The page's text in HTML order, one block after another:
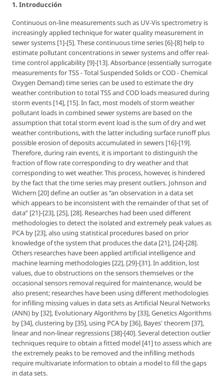
1. Introducción
Continuous on-line measurements such as UV-Vis spectrometry is
increasingly applied technique for water quality measurement in
sewer systems [1]-[5]. These continuous time series [6]-[8] help to
estimate pollutant concentrations in sewer systems and offer real-
time control applicability [9]-[13]. Absorbance (essentially surrogate
measurements for TSS - Total Suspended Solids or COD - Chemical
Oxygen Demand) time series can be used to estimate the dry
weather contribution to total TSS and COD loads measured during
storm events [14], [15]. In fact, most models of storm weather
pollutant loads in combined sewer systems are based on the
assumption that total storm event load is the sum of dry and wet
weather contributions, with the latter including surface runoff plus
possible erosion of deposits accumulated in sewers [16]-[19].
Therefore, during rain events, it is important to distinguish the
fraction of flow rate corresponding to dry weather and that
corresponding to wet weather. This process, however, is hindered
by the fact that the time series may present outliers. Johnson and
Wichern [20] define an outlier as “an observation in a data set
which appears to be inconsistent with the remainder of that set of
data” [21]-[23], [25], [28]. Researches had been used different
methodologies to detect the isolated and extremely peak values as
PCA by [23], also using statistical procedures based on prior
knowledge of the system that produces the data [21], [24]-[28].
Others researches have been applied artificial intelligence and
machine learning methodologies [22], [29]-[31]. In addition, lost
values, due to obstructions on the sensors themselves or the
occasional sensors removal required for maintenance, would be
also present; researches have been using different methodologies
for infilling missing values in data sets as Artificial Neural Networks
(ANN) by [32], Evolutionary Algorithms by [33], Genetics Algorithms
by [34], clustering by [35], using PCA by [36], Bayes' theorem [37],
linear and non-linear regressions [38]-[40]. Several detection outlier
techniques require to obtain a fitted model [41] to assess which are
the extremely peaks to be removed and the infilling methods
require multivariate information to obtain a model to fill the gaps
in data sets.